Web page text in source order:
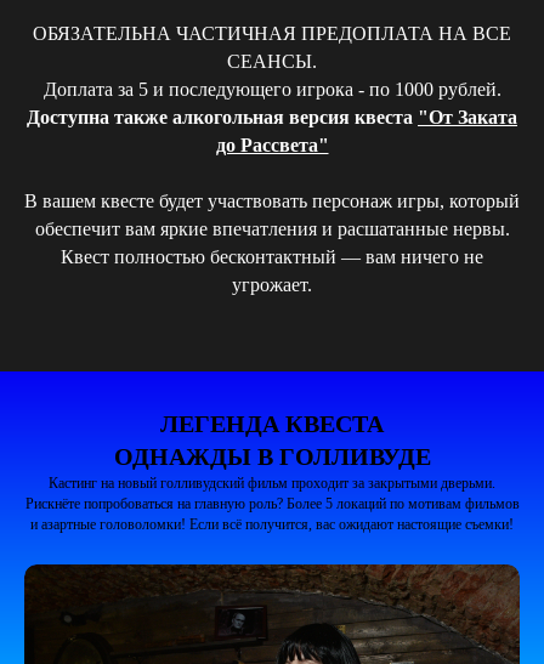
ОБЯЗАТЕЛЬНА ЧАСТИЧНАЯ ПРЕДОПЛАТА НА ВСЕ
СЕАНСЫ.
Доплата за 5 и последующего игрока - по 1000 рублей.
Доступна также алкогольная версия квеста "От Заката
до Рассвета"
В вашем квесте будет участвовать персонаж игры, который
обеспечит вам яркие впечатления и расшатанные нервы.
Квест полностью бесконтактный — вам ничего не
угрожает.
ЛЕГЕНДА КВЕСТА
ОДНАЖДЫ В ГОЛЛИВУДЕ
Кастинг на новый голливудский фильм проходит за закрытыми дверьми.
Рискнёте попробоваться на главную роль? Более 5 локаций по мотивам фильмов
и азартные головоломки! Если всё получится, вас ожидают настоящие съемки!